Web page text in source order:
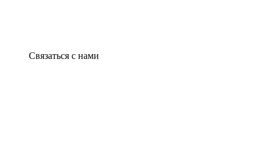
Связаться с нами